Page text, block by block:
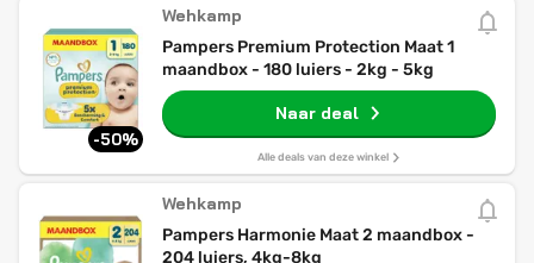
-50%
Wehkamp
Pampers Premium Protection Maat 1
maandbox - 180 luiers - 2kg - 5kg
Naar deal
Alle deals van deze winkel
Wehkamp
Pampers Harmonie Maat 2 maandbox -
204 luiers, 4kg-8kg